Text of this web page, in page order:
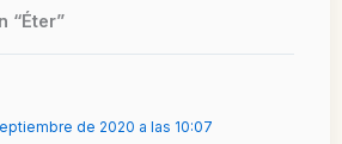
“Éter”
de 2020 a las 10:07